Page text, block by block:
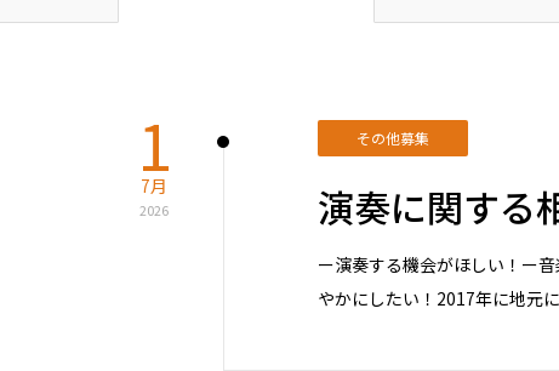
1
7月
2026
その他募集
演奏に関する
ー演奏する機会がほしい！ー
やかにしたい！2017年に地元